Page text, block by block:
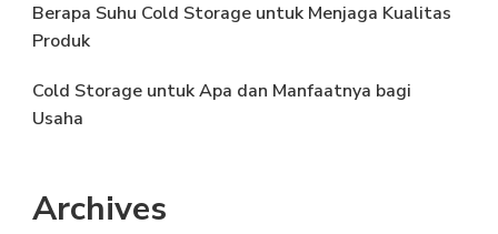
Berapa Suhu Cold Storage untuk Menjaga Kualitas
Produk
Cold Storage untuk Apa dan Manfaatnya bagi
Usaha
Archives